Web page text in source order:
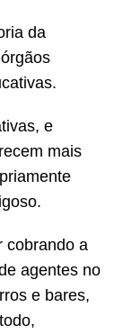
da
e
mais
cobrando a
agentes no
e bares,